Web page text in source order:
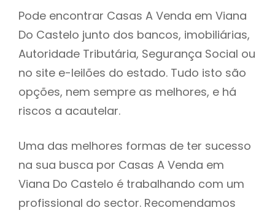
Pode encontrar Casas A Venda em Viana
Do Castelo junto dos bancos, imobiliárias,
Autoridade Tributária, Segurança Social ou
no site e-leilões do estado. Tudo isto são
opções, nem sempre as melhores, e há
riscos a acautelar.
Uma das melhores formas de ter sucesso
na sua busca por Casas A Venda em
Viana Do Castelo é trabalhando com um
profissional do sector. Recomendamos